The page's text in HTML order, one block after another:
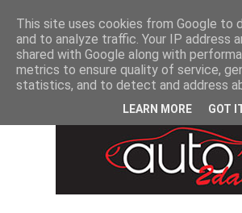
This site uses cookies from Google to
and to analyze traffic. Your IP address
shared with Google along with
metrics to ensure quality of service,
statistics, and to detect and address
LEARN MORE GOT